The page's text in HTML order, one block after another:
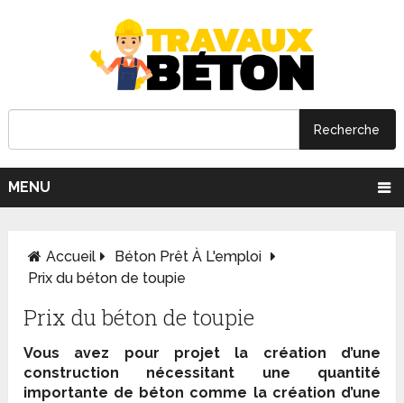
MENU
Accueil
Béton Prêt À L'emploi
Prix du béton de toupie
Prix du béton de toupie
Vous avez pour projet la création d’une
construction nécessitant une quantité
importante de béton comme la création d’une